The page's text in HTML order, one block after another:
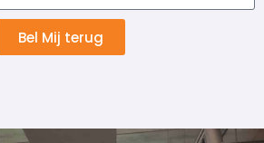
Bel Mij terug